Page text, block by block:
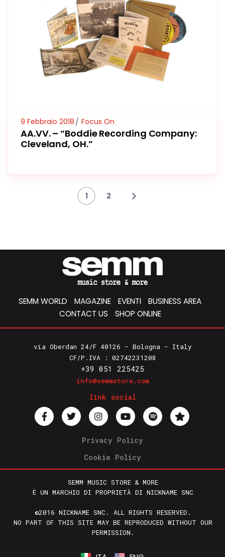
9 Febbraio 2018 Focus On
AA.VV. – “Boddie Recording Company:
Cleveland, OH.”
1 2
SEMM WORLD MAGAZINE EVENTI
BUSINESS AREA
CONTACT US
SHOP ONLINE
via Oberdan 24/F 40126 - Bologna - Italy
CF/P.IVA : 02742231208
+39 051 225425
info@semmstore.com
link social
Privacy Policy
Cookie Policy
SEMM MUSIC STORE & MORE
È UN MARCHIO DI PROPRIETÀ DI NICKNAME SNC
©2016 NICKNAME SNC. ALL RIGHTS RESERVED.
NO PART OF THIS SITE MAY BE REPRODUCED WITHOUT OUR
PERMISSION.